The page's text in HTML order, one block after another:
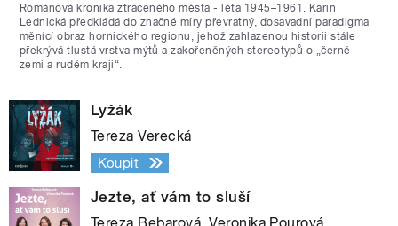
Románová kronika ztraceného města - léta 1945–1961. Karin
Lednická předkládá do značné míry převratný, dosavadní paradigma
měnící obraz hornického regionu, jehož zahlazenou historii stále
překrývá tlustá vrstva mýtů a zakořeněných stereotypů o „černé
zemi a rudém kraji“.
Lyžák
Tereza Verecká
Koupit
Jezte, ať vám to sluší